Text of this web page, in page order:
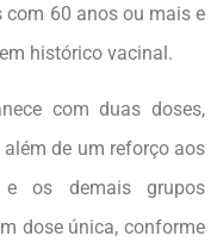
60 anos ou mais e
histórico vacinal.
com duas doses,
de um reforço aos
os demais grupos
dose única, conforme